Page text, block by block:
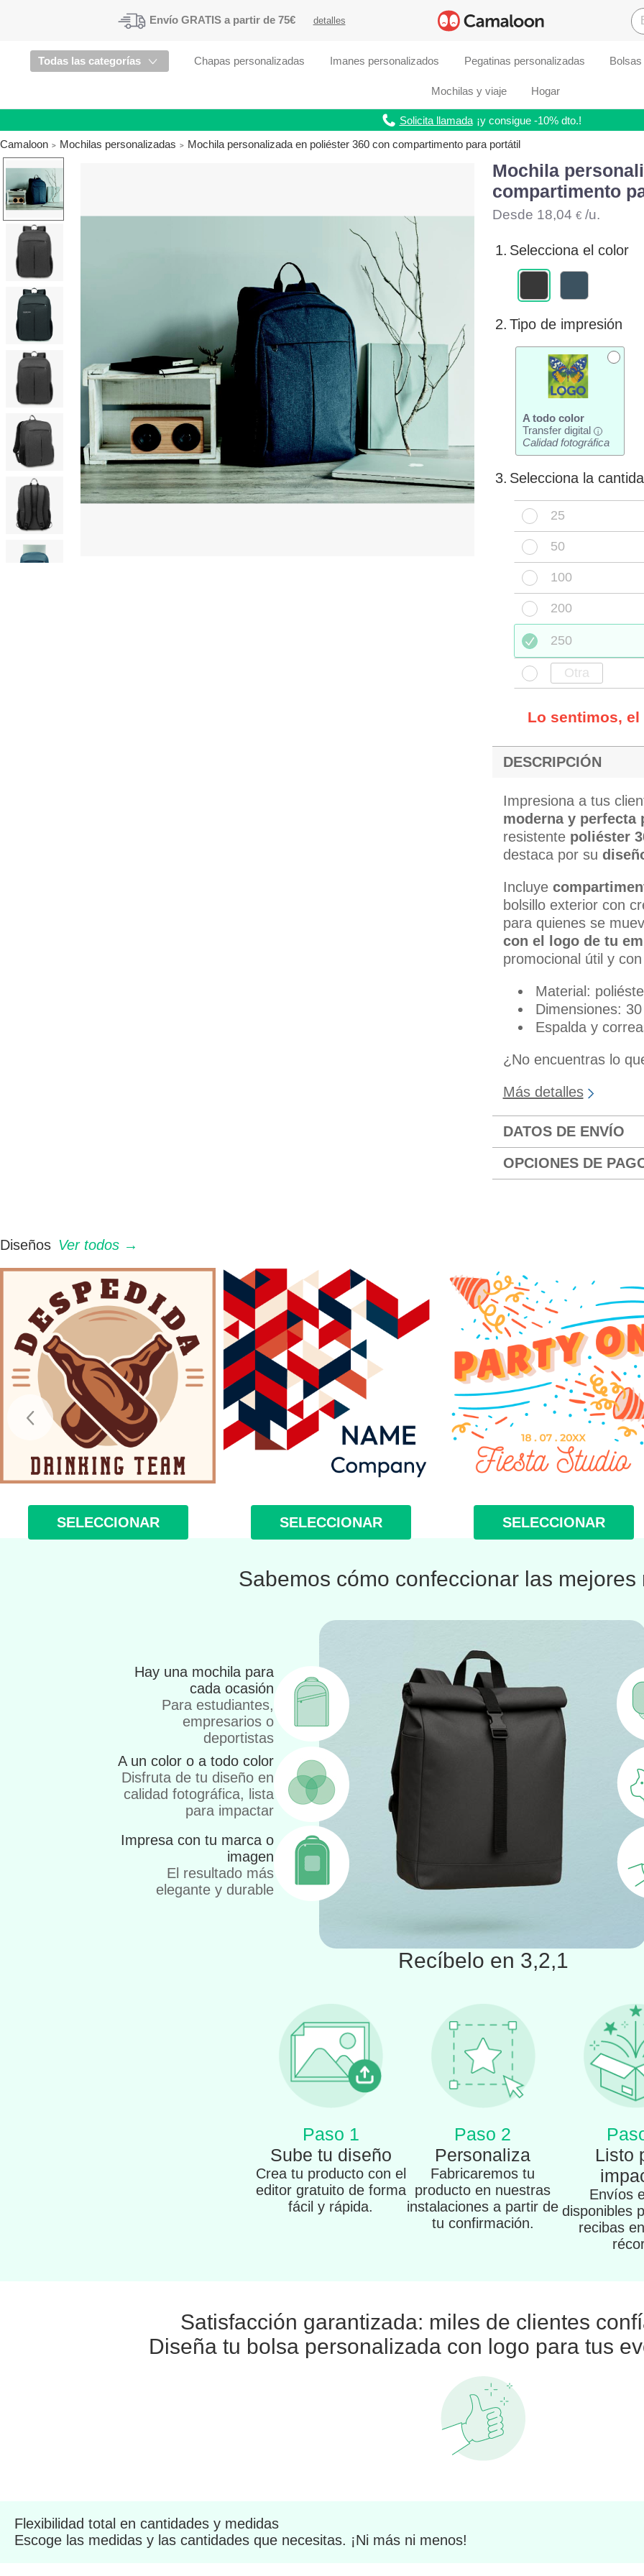
Envío GRATIS a partir de 75€ detalles
Todas las categorías Chapas personalizadas Imanes personalizados Pegatinas personalizadas Bolsas
Mochilas y viaje Hogar
Solicita llamada ¡y consigue -10% dto.!
Camaloon
Mochilas personalizadas Mochila personalizada en poliéster 360 con compartimento para portátil
Mochila
compartimento
Desde 18,04 €/u.
1. Selecciona el color
2. Tipo de impresión
A todo color
Transfer digital
i
Calidad fotográfica
3. Selecciona la
25
50
100
200
250
Lo sentimos,
DESCRIPCIÓN
Impresiona a tus
moderna y perfecta
resistente poliéster
destaca por su
Incluye
bolsillo exterior con
para quienes se
con el logo de tu
promocional útil y
Material:
Dimensiones:
Espalda y
¿No encuentras lo
Más detalles
DATOS DE ENVÍO
OPCIONES DE
Diseños Ver todos →
SELECCIONAR SELECCIONAR SELECCIONAR
Sabemos cómo confeccionar las mejores
Hay una mochila para
cada ocasión
Para estudiantes,
empresarios o
deportistas
A un color o a todo color
Disfruta de tu diseño en
calidad fotográfica, lista
para impactar
Impresa con tu marca o
imagen
El resultado más
elegante y durable
Recíbelo en 3,2,1
Paso 1
Sube tu diseño
Crea tu producto con el
editor gratuito de forma
fácil y rápida.
Paso 2
Personaliza
Fabricaremos tu
producto en nuestras
instalaciones a partir de
tu confirmación.
Listo
Envíos
disponibles
recibas
Satisfacción garantizada: miles de clientes
Diseña tu bolsa personalizada con logo para tus
Flexibilidad total en cantidades y medidas
Escoge las medidas y las cantidades que necesitas. ¡Ni más ni menos!